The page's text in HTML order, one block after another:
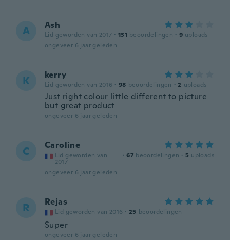
A Ash
Lid geworden van 2017 · 131 beoordelingen · 9 uploads
ongeveer 6 jaar geleden
K kerry
Lid geworden van 2016 · 98 beoordelingen · 2 uploads
Just right colour little different to picture
but great product
ongeveer 6 jaar geleden
C Caroline
Lid geworden van
2017
· 67 beoordelingen · 5 uploads
ongeveer 6 jaar geleden
R Rejas
Lid geworden van 2016 · 25 beoordelingen
Super
ongeveer 6 jaar geleden